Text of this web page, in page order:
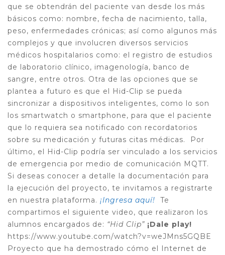
que se obtendrán del paciente van desde los más
básicos como: nombre, fecha de nacimiento, talla,
peso, enfermedades crónicas; así como algunos más
complejos y que involucren diversos servicios
médicos hospitalarios como: el registro de estudios
de laboratorio clínico, imagenología, banco de
sangre, entre otros. Otra de las opciones que se
plantea a futuro es que el Hid-Clip se pueda
sincronizar a dispositivos inteligentes, como lo son
los smartwatch o smartphone, para que el paciente
que lo requiera sea notificado con recordatorios
sobre su medicación y futuras citas médicas.
Por
último, el Hid-Clip podría ser vinculado a los servicios
de emergencia por medio de comunicación MQTT.
Si deseas conocer a detalle la documentación para
la ejecución del proyecto, te invitamos a registrarte
en nuestra plataforma. ¡Ingresa aquí!
Te
compartimos el siguiente video, que realizaron los
alumnos encargados de: “Hid Clip” ¡Dale play!
https://www.youtube.com/watch?v=weJMns5GQBE
Proyecto que ha demostrado cómo el Internet de